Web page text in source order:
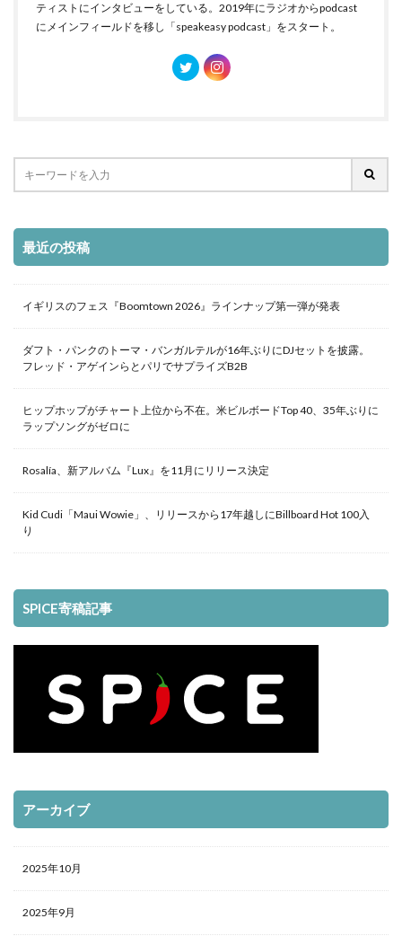
ティストにインタビューをしている。2019年にラジオからpodcast
にメインフィールドを移し「speakeasy podcast」をスタート。
最近の投稿
イギリスのフェス『Boomtown 2026』ラインナップ第一弾が発表
ダフト・パンクのトーマ・バンガルテルが16年ぶりにDJセットを披露。
フレッド・アゲインらとパリでサプライズB2B
ヒップホップがチャート上位から不在。米ビルボードTop 40、35年ぶりに
ラップソングがゼロに
Rosalía、新アルバム『Lux』を11月にリリース決定
Kid Cudi「Maui Wowie」、リリースから17年越しにBillboard Hot 100入
り
SPICE寄稿記事
アーカイブ
2025年10月
2025年9月